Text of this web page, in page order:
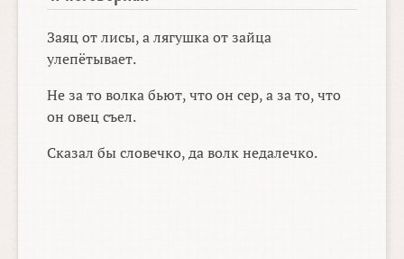
Заяц от лисы, а лягушка от зайца
улепётывает.
Не за то волка бьют, что он сер, а за то, что
он овец съел.
Сказал бы словечко, да волк недалечко.